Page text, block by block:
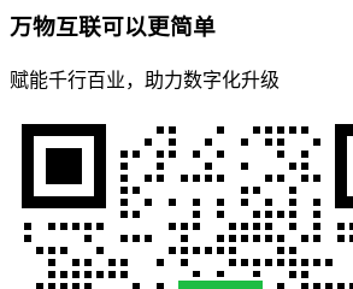
万物互联可以更简单
赋能千行百业，助力数字化升级